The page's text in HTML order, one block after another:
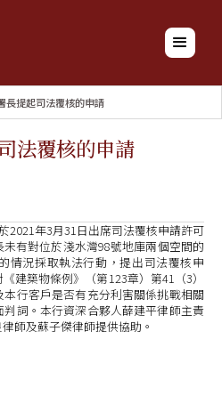
長提起司法覆核的申請
法覆核的申請
2021年3月31日出席司法覆核申請許可
有對位於淺水灣98號地庫兩個空間的
情況採取執法行動，提出司法覆核申
建築物條例》（第123章）第41（3）
行客戶是否有充分利害關係挑戰相關
詞。本行資深合夥人薛建平律師主責
師及蘇子傑律師提供協助。